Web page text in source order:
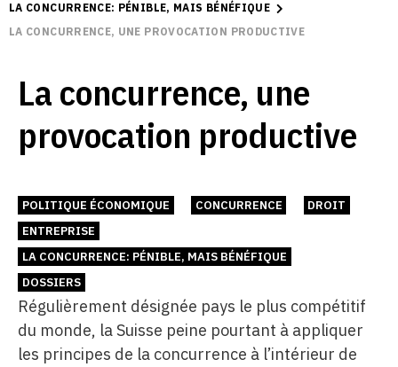
LA CONCURRENCE: PÉNIBLE, MAIS BÉNÉFIQUE
LA CONCURRENCE, UNE PROVOCATION PRODUCTIVE
La concurrence, une
provocation productive
POLITIQUE ÉCONOMIQUE CONCURRENCE
DROIT
ENTREPRISE
LA CONCURRENCE: PÉNIBLE, MAIS BÉNÉFIQUE
DOSSIERS
Régulièrement désignée pays le plus compétitif
du monde, la Suisse peine pourtant à appliquer
les principes de la concurrence à l’intérieur de